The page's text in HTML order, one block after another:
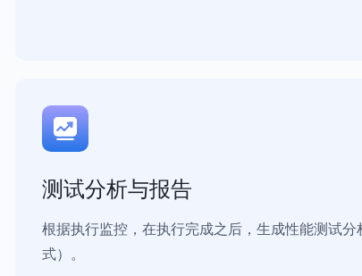
测试分析与报告
根据执行监控，在执行完成之后，生成性能测试分
式）。